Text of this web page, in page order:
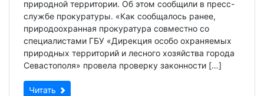
природной территории. Об этом сообщили в пресс-
службе прокуратуры. «Как сообщалось ранее,
природоохранная прокуратура совместно со
специалистами ГБУ «Дирекция особо охраняемых
природных территорий и лесного хозяйства города
Севастополя» провела проверку законности […]
Читать